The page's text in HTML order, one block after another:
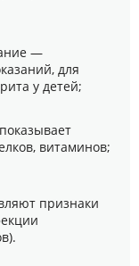
—
для
у детей;
витаминов;
признаки